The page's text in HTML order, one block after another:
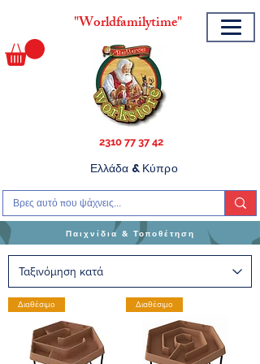
"Worldfamilytime"
2310 77 37 42
Παιχνίδια & Τοποθέτηση
Ελλάδα & Κύπρο
Διαθέσιμο Διαθέσιμο